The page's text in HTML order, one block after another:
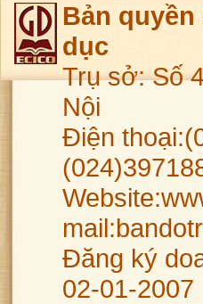
Bản quyền
dục
Trụ sở: Số
Nội
Điện
Đăng ký
02-01-2007